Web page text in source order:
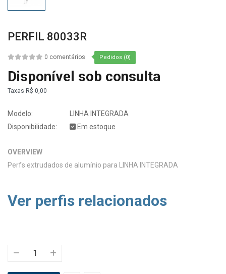
PERFIL 80033R
0 comentários Pedidos (0)
Disponível sob consulta
Taxas R$ 0,00
Modelo:
LINHA INTEGRADA
Disponibilidade:
Em estoque
OVERVIEW
Perfs extrudados de alumínio para LINHA INTEGRADA
Ver perfis relacionados